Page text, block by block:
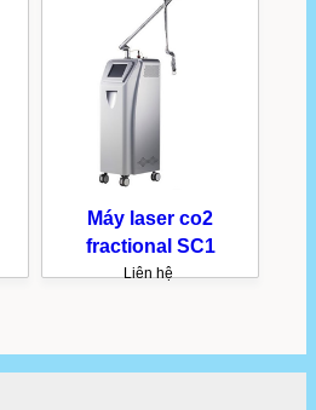
Máy laser co2
fractional SC1
Liên hệ